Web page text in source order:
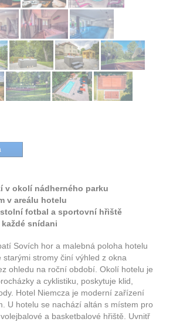
v okolí nádherného parku
v areálu hotelu
fotbal a sportovní hřiště
snídani
Sovích hor a malebná poloha hotelu
stromy činí výhled z okna
ohledu na roční období. Okolí hotelu je
a cyklistiku, poskytuje klid,
Hotel Niemcza je moderní zařízení
U hotelu se nachází altán s místem pro
a basketbalové hřiště. Uvnitř